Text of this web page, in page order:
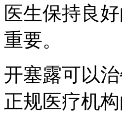
医生保持良
重要。
开塞露可以
正规医疗机